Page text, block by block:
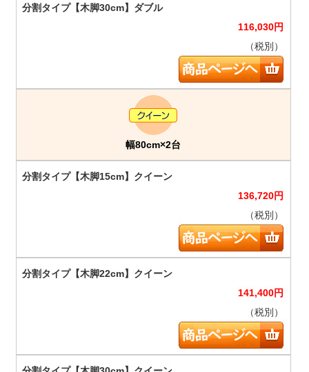
116,030円
（税別）
幅80cm×2台
136,720円
（税別）
141,400円
（税別）